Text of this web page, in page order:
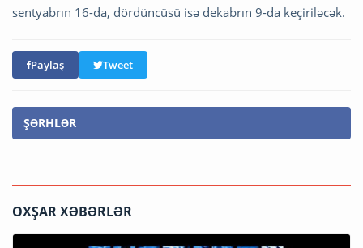
sentyabrın 16-da, dördüncüsü isə dekabrın 9-da keçiriləcək.
Paylaş Tweet
ŞƏRHLƏR
OXŞAR XƏBƏRLƏR